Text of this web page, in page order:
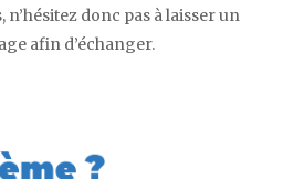
donc pas à laisser un
afin d’échanger.